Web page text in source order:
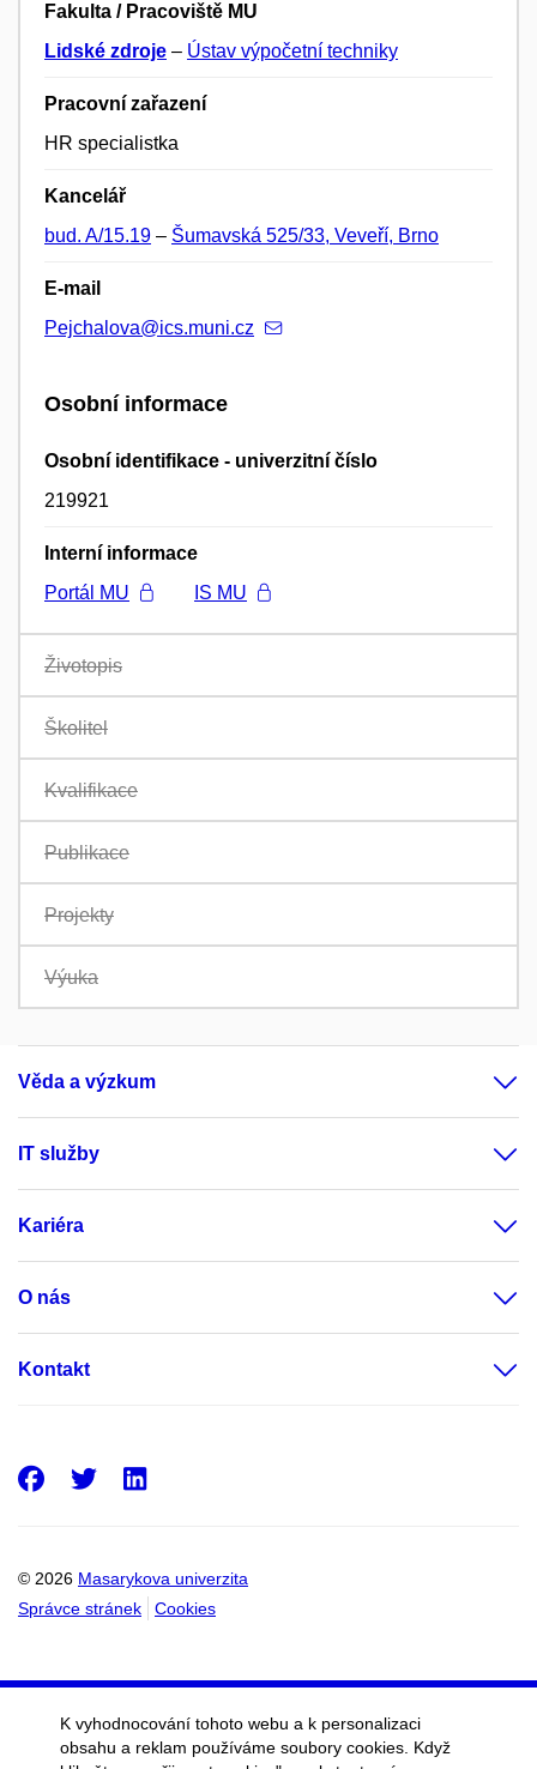
Fakulta / Pracoviště MU
Lidské zdroje – Ústav výpočetní techniky
Pracovní zařazení
HR specialistka
Kancelář
bud. A/15.19 – Šumavská 525/33, Veveří, Brno
E-mail
Pejchalova@ics.muni.cz
Osobní informace
Osobní identifikace - univerzitní číslo
219921
Interní informace
Portál MU
IS MU
Životopis
Školitel
Kvalifikace
Publikace
Projekty
Výuka
Věda a výzkum
IT služby
Kariéra
O nás
Kontakt
© 2026 Masarykova univerzita
Správce stránek
Cookies
Facebook
Twitter
K vyhodnocování tohoto webu a k personalizaci
obsahu a reklam používáme soubory cookies. Když